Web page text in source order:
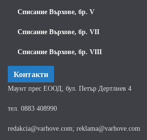
Списание Върхове, бр. V
Списание Върхове, бр. VII
Списание Върхове, бр. VIII
Контакти
Маунт прес ЕООД, бул. Петър Дертлиев 4
тел. 0883 408990
redakcia@varhove.com; reklama@varhove.com